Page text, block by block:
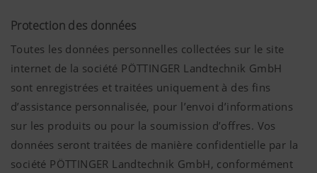
langue de
consultation
du site
internet.
Google
Analytics
Analyse
l’utilisation du
voir plus bas.
6 Mois
Marketing
Nous souhaitons vous montrer des informations
importantes sur notre page Internet et sur nos
réseaux sociaux et pour cela nous utilisons des
technologies web (dont des cookies) de certains
partenaires. Ainsi, les contenus affichés sont
adaptés à vos comportements d'utilisation.
Protection des données
Toutes les données personnelles collectées sur le site
internet de la société PÖTTINGER Landtechnik GmbH
sont enregistrées et traitées uniquement à des fins
d’assistance personnalisée, pour l’envoi d’informations
sur les produits ou pour la soumission d’offres. Vos
données seront traitées de manière confidentielle par la
société PÖTTINGER Landtechnik GmbH, conformément